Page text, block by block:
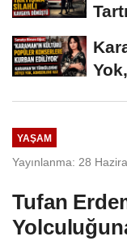
YAŞAM
Yayınlanma: 28
Tufan